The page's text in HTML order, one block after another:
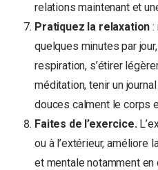
relations maintenant et
Pratiquez la relaxation :
quelques minutes par
respiration, s’étirer
méditation, tenir un
douces calment le corps
Faites de l’exercice.
ou à l’extérieur, améliore
et mentale notamment